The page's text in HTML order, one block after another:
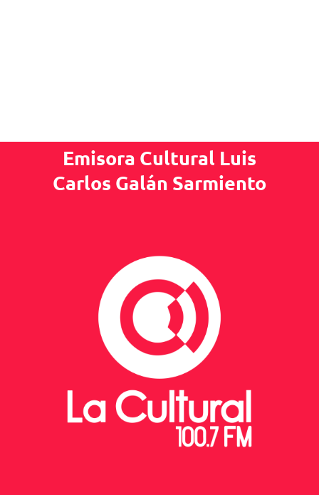
Emisora Cultural Luis
Carlos Galán Sarmiento